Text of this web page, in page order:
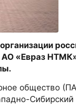
АО «Евраз
общество